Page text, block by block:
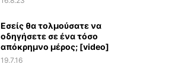
Εσείς θα τολμούσατε να
οδηγήσετε σε ένα τόσο
απόκρημνο μέρος; [video]
19.7.16